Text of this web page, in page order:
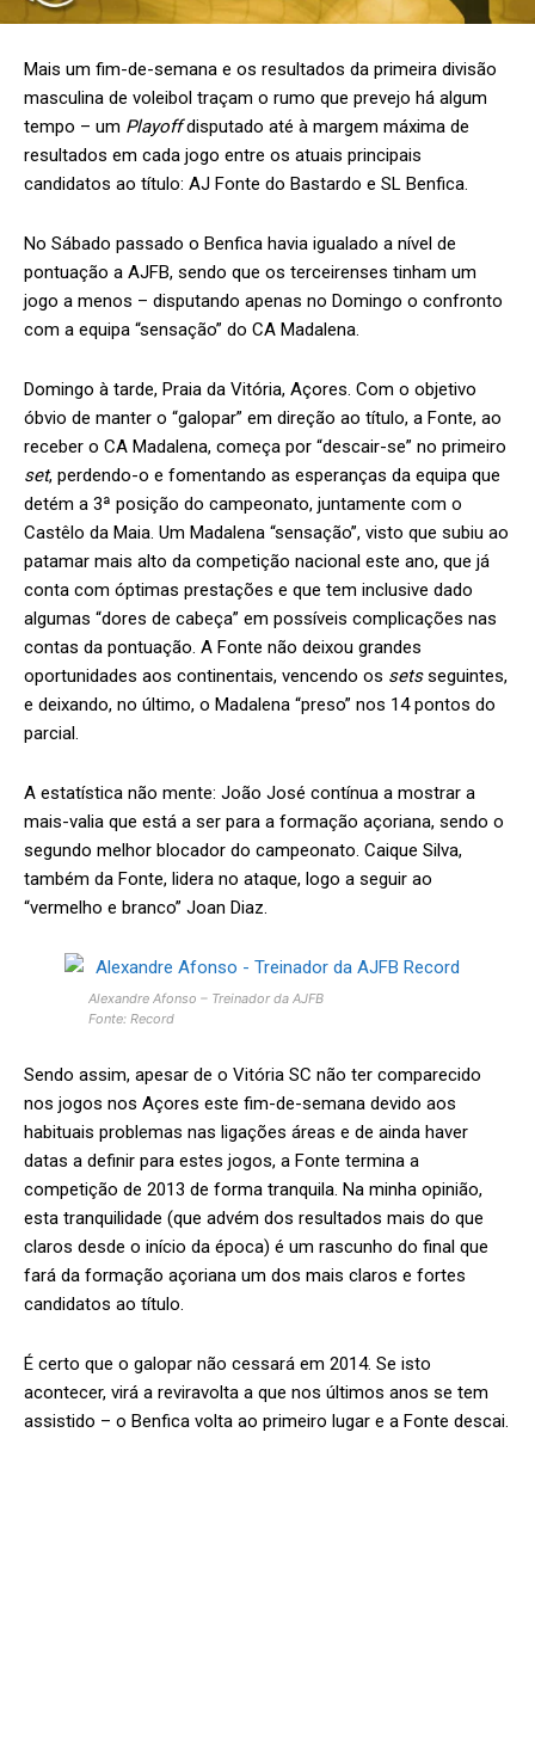
Mais um fim-de-semana e os resultados da primeira divisão
masculina de voleibol traçam o rumo que prevejo há algum
tempo – um Playoffdisputado até à margem máxima de
resultados em cada jogo entre os atuais principais
candidatos ao título: AJ Fonte do Bastardo e SL Benfica.
No Sábado passado o Benfica havia igualado a nível de
pontuação a AJFB, sendo que os terceirenses tinham um
jogo a menos – disputando apenas no Domingo o confronto
com a equipa “sensação” do CA Madalena.
Domingo à tarde, Praia da Vitória, Açores. Com o objetivo
óbvio de manter o “galopar” em direção ao título, a Fonte, ao
receber o CA Madalena, começa por “descair-se” no primeiro
set, perdendo-o e fomentando as esperanças da equipa que
detém a 3ª posição do campeonato, juntamente com o
Castêlo da Maia. Um Madalena “sensação”, visto que subiu ao
patamar mais alto da competição nacional este ano, que já
conta com óptimas prestações e que tem inclusive dado
algumas “dores de cabeça” em possíveis complicações nas
contas da pontuação. A Fonte não deixou grandes
oportunidades aos continentais, vencendo os setsseguintes,
e deixando, no último, o Madalena “preso” nos 14 pontos do
parcial.
A estatística não mente: João José contínua a mostrar a
mais-valia que está a ser para a formação açoriana, sendo o
segundo melhor blocador do campeonato. Caique Silva,
também da Fonte, lidera no ataque, logo a seguir ao
“vermelho e branco” Joan Diaz.
Alexandre Afonso – Treinador da AJFB
Fonte: Record
Sendo assim, apesar de o Vitória SC não ter comparecido
nos jogos nos Açores este fim-de-semana devido aos
habituais problemas nas ligações áreas e de ainda haver
datas a definir para estes jogos, a Fonte termina a
competição de 2013 de forma tranquila. Na minha opinião,
esta tranquilidade (que advém dos resultados mais do que
claros desde o início da época) é um rascunho do final que
fará da formação açoriana um dos mais claros e fortes
candidatos ao título.
É certo que o galopar não cessará em 2014. Se isto
acontecer, virá a reviravolta a que nos últimos anos se tem
assistido – o Benfica volta ao primeiro lugar e a Fonte descai.